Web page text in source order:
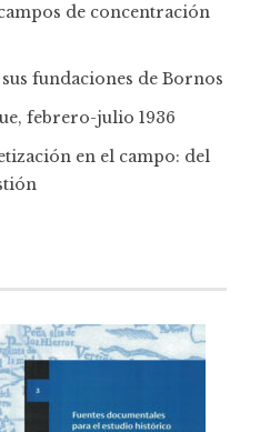
de concentración
fundaciones de Bornos
febrero-julio 1936
en el campo: del